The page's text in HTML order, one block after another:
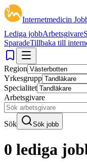
Internetmedicin
Lediga jobbArbetsgivare
SparadeTillbaka till
Region
Yrkesgrupp
Specialitet
Arbetsgivare
Sök Sök jobb
0 lediga